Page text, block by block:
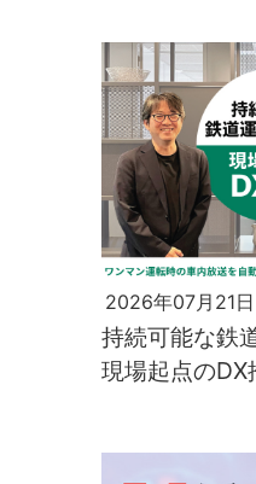
2026年07月21日
持続可能な鉄
現場起点の